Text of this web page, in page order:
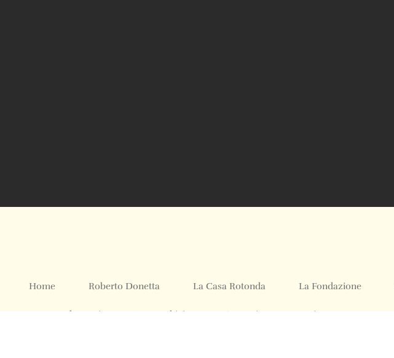
Home Roberto Donetta La Casa Rotonda La Fondazione
Mostre ed Eventi Foto Archivio Contatti Acquistare